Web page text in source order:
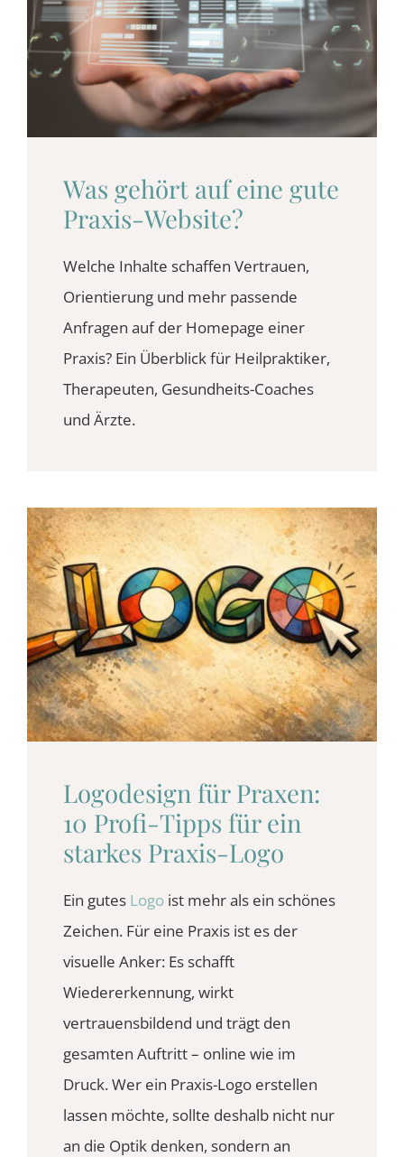
BLOG
KONTAKT
Was gehört auf eine gute
Praxis-Website?
Welche Inhalte schaffen Vertrauen,
Orientierung und mehr passende
Anfragen auf der Homepage einer
Praxis? Ein Überblick für Heilpraktiker,
Therapeuten, Gesundheits-Coaches
und Ärzte.
Logodesign für Praxen:
10 Profi-Tipps für ein
starkes Praxis-Logo
Ein gutes Logoist mehr als ein schönes
Zeichen. Für eine Praxis ist es der
visuelle Anker: Es schafft
Wiedererkennung, wirkt
vertrauensbildend und trägt den
gesamten Auftritt – online wie im
Druck. Wer ein Praxis-Logo erstellen
lassen möchte, sollte deshalb nicht nur
an die Optik denken, sondern an